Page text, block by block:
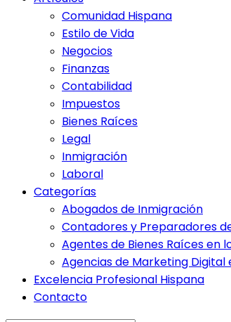
Comunidad Hispana
Estilo de Vida
Negocios
Finanzas
Contabilidad
Impuestos
Bienes Raíces
Legal
Inmigración
Laboral
Categorías
Abogados de Inmigración
Contadores y Preparadores
Agentes de Bienes Raíces en
Agencias de Marketing Digital
Excelencia Profesional Hispana
Contacto